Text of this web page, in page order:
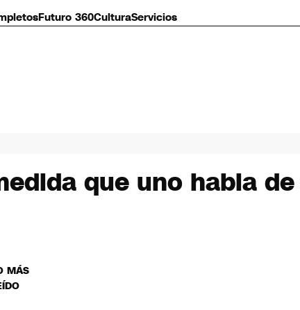
Futuro 360CulturaServicios
que uno habla
MÁS